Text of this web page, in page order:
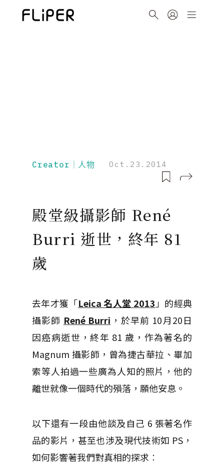
Creator｜人物 Oct.23.2014
殿堂級攝影師 René
Burri 逝世，終年 81
歲
去年才獲「Leica 名人堂 2013 」的經典
攝影師 René Burri ，於早前 10月20日
因癌病逝世，終年 81 歲，作為著名的
Magnum 攝影師，曾為捷古華拉、畢加
索等人拍過一些廣為人知的照片，他的
離世就像一個時代的殞落，願他安息。
以下還有一段由他談及自己 6 張著名作
品的影片，甚至也涉及現代技術如 PS，
如何影響著我們對真相的探求︰